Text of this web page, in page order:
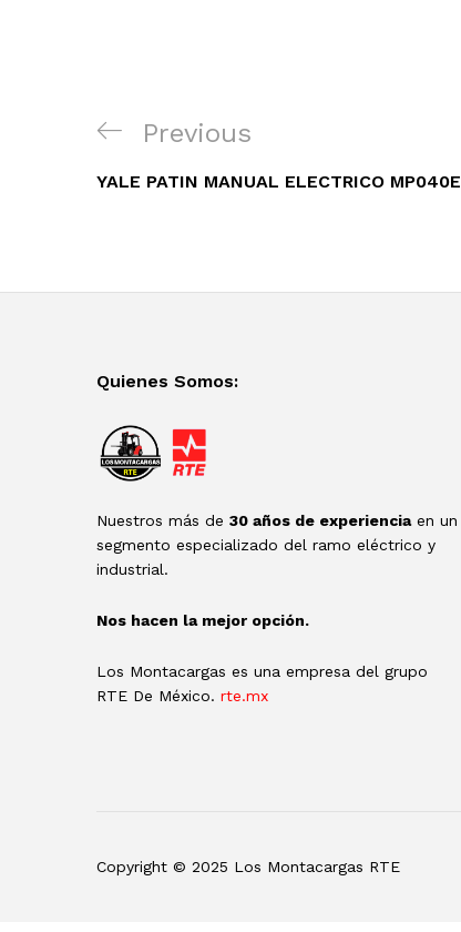
Navegación
entradas
Previous
Post
Previous
YALE PATIN MANUAL ELECTRICO MP040E
Quienes Somos:
Nuestros más de 30 años de experienciaen un
segmento especializado del ramo eléctrico y
industrial.
Nos hacen la mejor opción.
Los Montacargas es una empresa del grupo
RTE De México. rte.mx
Copyright © 2025 Los Montacargas RTE